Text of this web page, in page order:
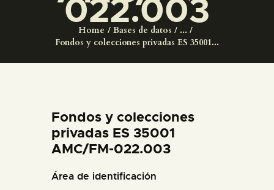
022.003
Home Bases de datos
...
Fondos y colecciones privadas ES 35001...
EL MUSEO
ESPAÑOL
Fondos y colecciones
privadas ES 35001
AMC/FM-022.003
Área de identificación